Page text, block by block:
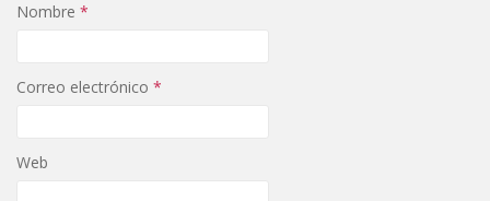
Nombre *
Correo electrónico *
Web